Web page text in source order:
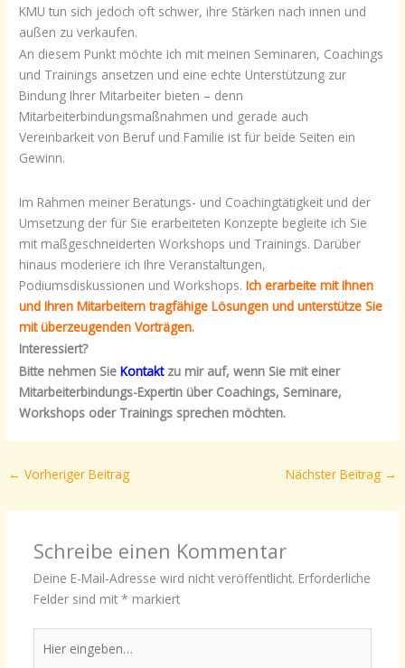
KMU tun sich jedoch oft schwer, ihre Stärken nach innen und
außen zu verkaufen.
An diesem Punkt möchte ich mit meinen Seminaren, Coachings
und Trainings ansetzen und eine echte Unterstützung zur
Bindung Ihrer Mitarbeiter bieten – denn
Mitarbeiterbindungsmaßnahmen und gerade auch
Vereinbarkeit von Beruf und Familie ist für beide Seiten ein
Gewinn.
Im Rahmen meiner Beratungs- und Coachingtätigkeit und der
Umsetzung der für Sie erarbeiteten Konzepte begleite ich Sie
mit maßgeschneiderten Workshops und Trainings. Darüber
hinaus moderiere ich Ihre Veranstaltungen,
Podiumsdiskussionen und Workshops. Ich erarbeite mit Ihnen
und Ihren Mitarbeitern tragfähige Lösungen und unterstütze Sie
mit überzeugenden Vorträgen.
Interessiert?
Bitte nehmen SieKontaktzu mir auf, wenn Sie mit einer
Mitarbeiterbindungs-Expertin über Coachings, Seminare,
Workshops oder Trainings sprechen möchten.
← Vorheriger Beitrag Nächster Beitrag →
Schreibe einen Kommentar
Deine E-Mail-Adresse wird nicht veröffentlicht. Erforderliche
Felder sind mit * markiert
eingeben…